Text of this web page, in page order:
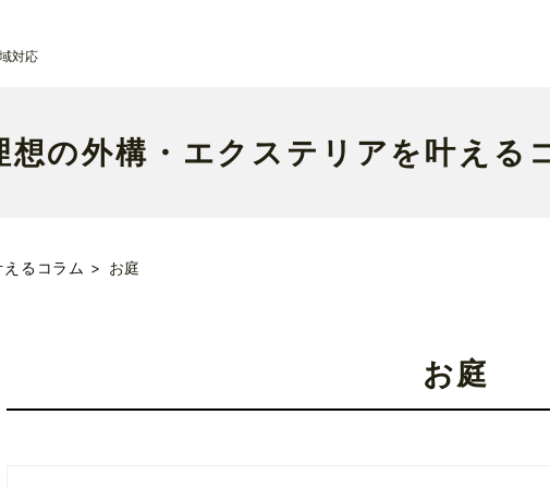
対応
想の外構・エクステリアを叶える
るコラム お庭
お庭